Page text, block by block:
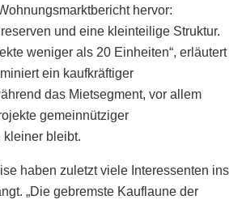
hervor:
und eine kleinteilige Struktur.
weniger als 20 Einheiten“, erläutert
ein kaufkräftiger
das Mietsegment, vor allem
gemeinnütziger
kleiner bleibt.
haben zuletzt viele Interessenten ins
„Die gebremste Kauflaune der